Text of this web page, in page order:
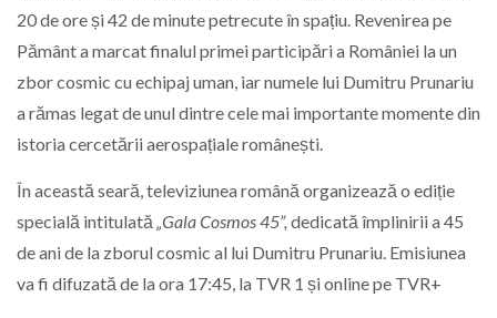
20 de ore și 42 de minute petrecute în spațiu. Revenirea pe
Pământ a marcat finalul primei participări a României la un
zbor cosmic cu echipaj uman, iar numele lui Dumitru Prunariu
a rămas legat de unul dintre cele mai importante momente din
istoria cercetării aerospațiale românești.
În această seară, televiziunea română organizează o ediție
specială intitulată „Gala Cosmos 45”, dedicată împlinirii a 45
de ani de la zborul cosmic al lui Dumitru Prunariu. Emisiunea
va fi difuzată de la ora 17:45, la TVR 1 și online pe TVR+